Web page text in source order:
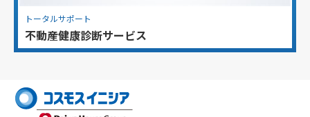
トータルサポート
不動産健康診断サービス